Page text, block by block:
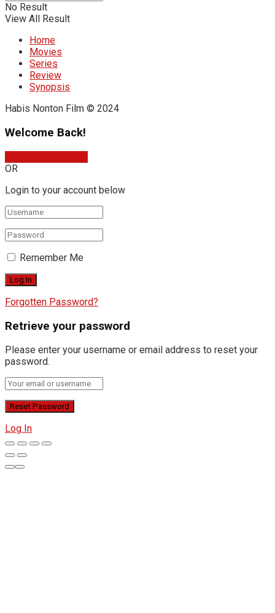
No Result
View All Result
Home
Movies
Series
Review
Synopsis
Habis Nonton Film © 2024
Welcome Back!
OR
Login to your account below
Remember Me
Forgotten Password?
Retrieve your password
Please enter your username or email address to reset your
password.
Log In